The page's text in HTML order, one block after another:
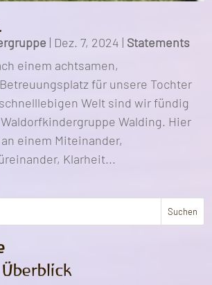
| Dez. 7, 2024 | Statements
einem achtsamen,
für unsere Tochter
Welt sind wir fündig
Walding. Hier
einem Miteinander,
Klarheit...
Suchen